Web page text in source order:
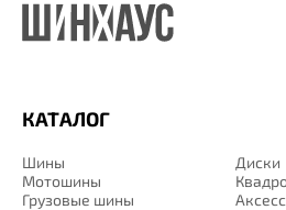
КАТАЛОГ
Шины
Диски
Мотошины
Грузовые шины